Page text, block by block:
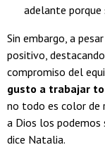
adelante porque
Sin embargo, a
positivo,
compromiso del
gusto a trabajar
no todo es color de
a Dios los podemos
dice Natalia.